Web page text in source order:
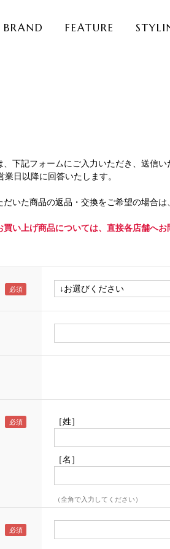
BRAND FEATURE
下記フォームにご入力いただき、送信い
日以降に回答いたします。
いた商品の返品・交換をご希望の場合は
い上げ商品については、直接各店舗へお
［姓］
［名］
（全角で入力してください）